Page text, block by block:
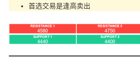
首选交易是逢高卖出